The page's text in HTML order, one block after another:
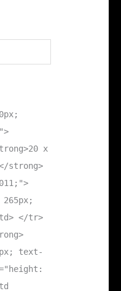
x
strong>
</tr>
text-